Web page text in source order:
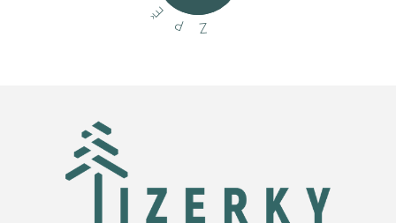
Z
P
Ě